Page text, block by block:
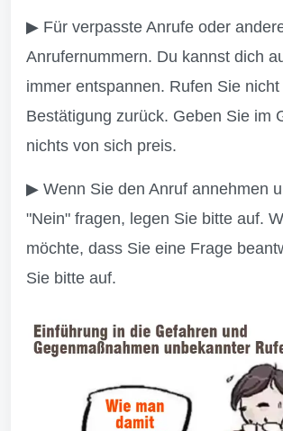
▶ Für verpasste Anrufe oder
Anrufernummern. Du kannst dich
immer entspannen. Rufen Sie
Bestätigung zurück. Geben Sie im
nichts von sich preis.
▶ Wenn Sie den Anruf annehmen
"Nein" fragen, legen Sie bitte auf.
möchte, dass Sie eine Frage
Sie bitte auf.